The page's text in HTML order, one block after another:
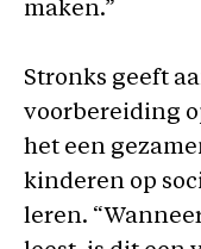
maken.”
Stronks geeft
voorbereiding
het een
kinderen op
leren.